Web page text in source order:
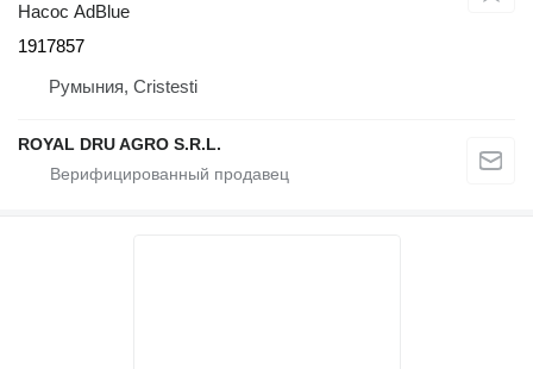
Насос AdBlue
1917857
Румыния, Cristesti
ROYAL DRU AGRO S.R.L.